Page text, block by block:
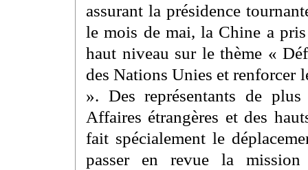
assurant la présidence
le mois de mai, la Chine a
haut niveau sur le thème «
des Nations Unies et renforcer
». Des représentants de
Affaires étrangères et des
fait spécialement le
passer en revue la